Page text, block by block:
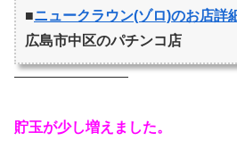
■ニュークラウン(ゾロ)のお店詳
広島市中区のパチンコ店
————————
貯玉が少し増えました。